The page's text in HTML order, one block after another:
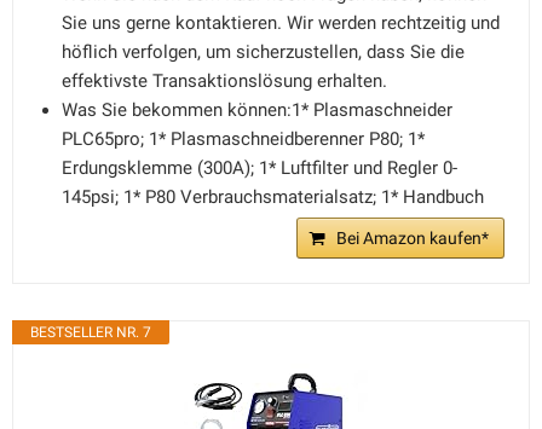
Sie uns gerne kontaktieren. Wir werden rechtzeitig und
höflich verfolgen, um sicherzustellen, dass Sie die
effektivste Transaktionslösung erhalten.
Was Sie bekommen können:1* Plasmaschneider
PLC65pro; 1* Plasmaschneidberenner P80; 1*
Erdungsklemme (300A); 1* Luftfilter und Regler 0-
145psi; 1* P80 Verbrauchsmaterialsatz; 1* Handbuch
Bei Amazon kaufen*
BESTSELLER NR. 7